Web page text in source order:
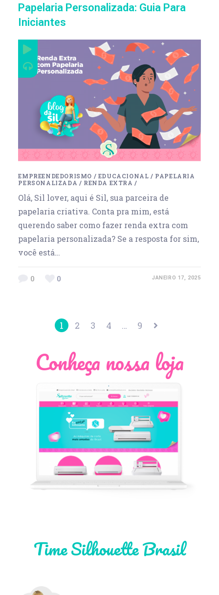
Papelaria Personalizada: Guia Para
Iniciantes
EMPREENDEDORISMO / EDUCACIONAL / PAPELARIA
PERSONALIZADA / RENDA EXTRA /
Olá, Sil lover, aqui é Sil, sua parceira de
papelaria criativa. Conta pra mim, está
querendo saber como fazer renda extra com
papelaria personalizada? Se a resposta for sim,
você está…
0 0 JANEIRO 17, 2025
1 2 3 4 … 9
Conheça nossa loja
Time Silhouette Brasil
Léia Pastori
Thiara Ney